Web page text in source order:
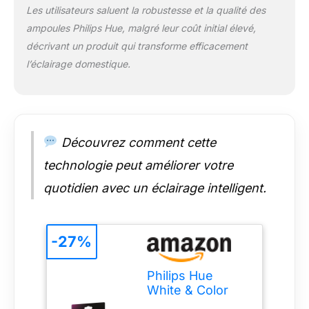
Assistant, etc...). Déjà
Hue: Cette ampoule
connectée
à votre éco-système
Hue existant.
Contrôlez vos
lumières avec votre
voix : Compatible
assistants vocaux
Echo et avec tous les
assistants Google
est requis pour les
appareils Amazon
Les utilisateurs saluent la robustesse et la qualité des
ampoules Philips Hue, malgré leur coût initial élevé,
décrivant un produit qui transforme efficacement
l’éclairage domestique.
Découvrez comment cette
technologie peut améliorer votre
quotidien avec un éclairage intelligent.
Philips Hue
White & Color
-27%